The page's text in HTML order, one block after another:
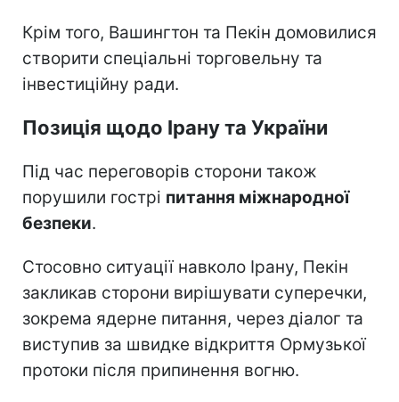
Крім того, Вашингтон та Пекін домовилися
створити спеціальні торговельну та
інвестиційну ради.
Позиція щодо Ірану та України
Під час переговорів сторони також
порушили гострі питання міжнародної
безпеки.
Стосовно ситуації навколо Ірану, Пекін
закликав сторони вирішувати суперечки,
зокрема ядерне питання, через діалог та
виступив за швидке відкриття Ормузької
протоки після припинення вогню.